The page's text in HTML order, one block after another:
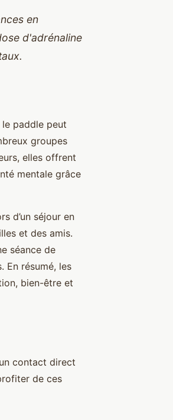
en
d'adrénaline
paddle peut
groupes
elles offrent
mentale grâce
d’un séjour en
et des amis.
séance de
En résumé, les
bien-être et
contact direct
de ces